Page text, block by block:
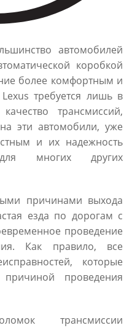
автомобилей
коробкой
более комфортным и
требуется лишь в
трансмиссий,
эти автомобили, уже
и их надежность
многих других
причинами выхода
езда по дорогам с
проведение
Как правило, все
которые
причиной проведения
трансмиссии